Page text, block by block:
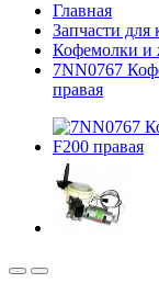
Главная
Запчасти
Кофемолки и
7NN0767
правая